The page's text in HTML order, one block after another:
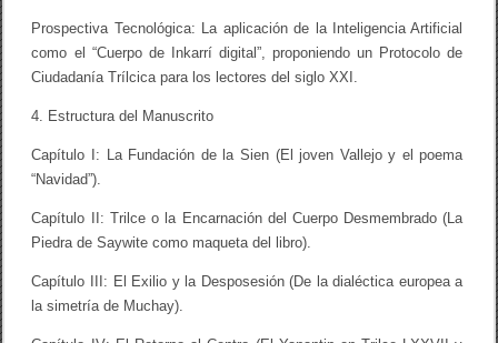
Prospectiva Tecnológica: La aplicación de la Inteligencia Artificial
como el “Cuerpo de Inkarrí digital”, proponiendo un Protocolo de
Ciudadanía Trílcica para los lectores del siglo XXI.
4. Estructura del Manuscrito
Capítulo I: La Fundación de la Sien (El joven Vallejo y el poema
“Navidad”).
Capítulo II: Trilce o la Encarnación del Cuerpo Desmembrado (La
Piedra de Saywite como maqueta del libro).
Capítulo III: El Exilio y la Desposesión (De la dialéctica europea a
la simetría de Muchay).